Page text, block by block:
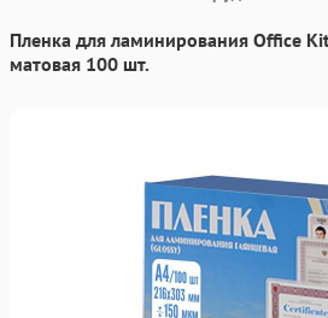
Пленка для ламинирования Office
матовая 100 шт.